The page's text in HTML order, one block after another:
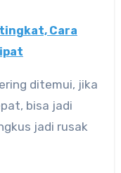
Cara
ditemui, jika
bisa jadi
jadi rusak